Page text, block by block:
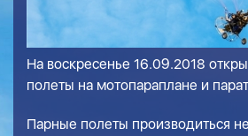
На воскресенье 16.09.2018
полеты на мотопараплане и
Парные полеты производиться